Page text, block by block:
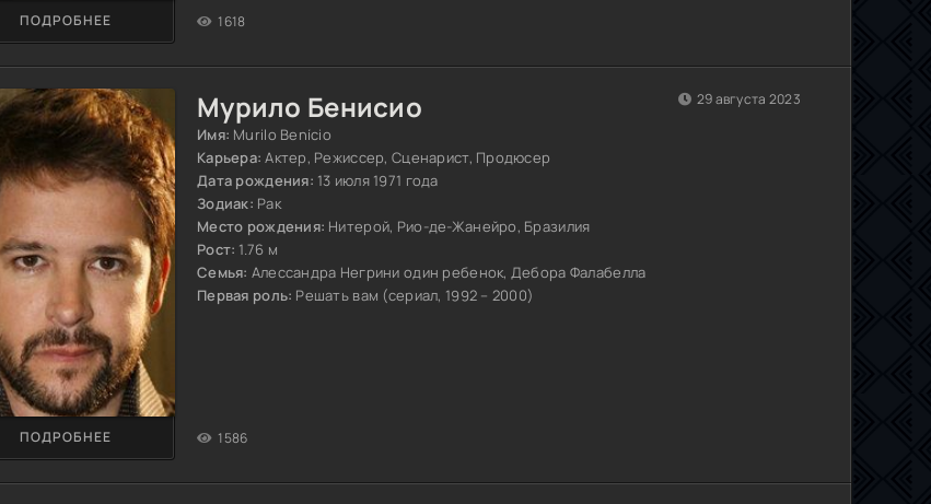
ПОДРОБНЕЕ 1618
Мурило Бенисио
Имя: Murilo Benício
Карьера: Актер, Режиссер, Сценарист, Продюсер
Дата рождения: 13 июля 1971 года
Зодиак: Рак
Место рождения: Нитерой, Рио-де-Жанейро, Бразилия
Рост: 1.76 м
Семья: Алессандра Негрини один ребенок, Дебора Фалабелла
Первая роль: Решать вам (сериал, 1992 – 2000)
ПОДРОБНЕЕ 1586
29 августа 2023